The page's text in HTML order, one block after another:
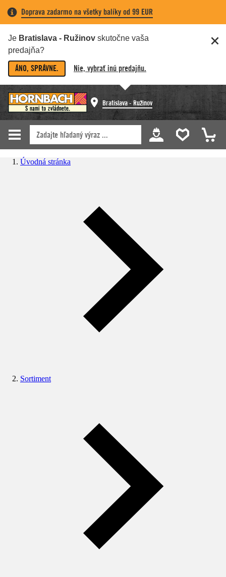
Doprava zadarmo na všetky balíky od 99 EUR
Je Bratislava - Ružinov skutočne vaša
predajňa?
ÁNO, SPRÁVNE. Nie, vybrať inú predajňu.
Bratislava - Ružinov
Úvodná stránka
Sortiment